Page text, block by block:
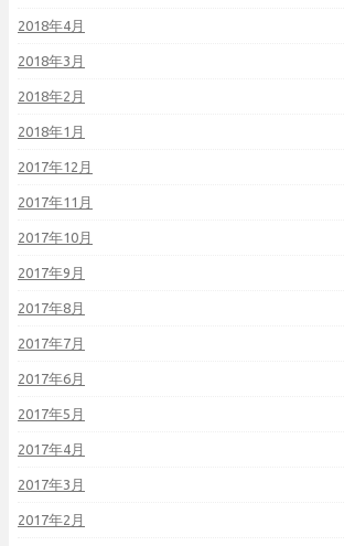
2018年4月
2018年3月
2018年2月
2018年1月
2017年12月
2017年11月
2017年10月
2017年9月
2017年8月
2017年7月
2017年6月
2017年5月
2017年4月
2017年3月
2017年2月